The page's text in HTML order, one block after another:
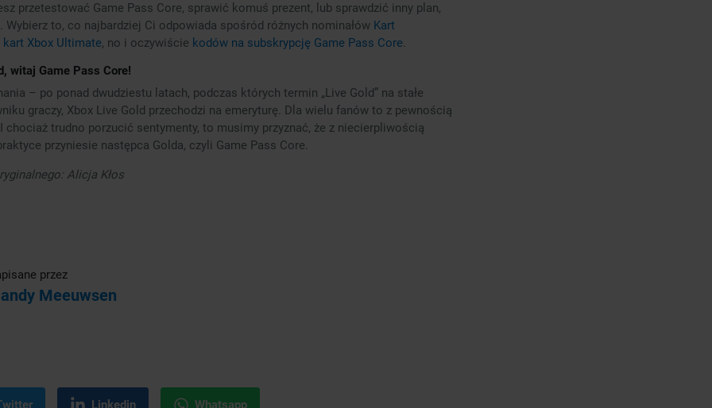
przetestować Game Pass Core, sprawić komuś prezent, lub sprawdzić inny plan,
Wybierz to, co najbardziej Ci odpowiada spośród różnych nominałów Kart
kart Xbox Ultimate, no i oczywiście kodów na subskrypcję Game Pass Core.
witaj Game Pass Core!
– po ponad dwudziestu latach, podczas których termin „Live Gold” na stałe
graczy, Xbox Live Gold przechodzi na emeryturę. Dla wielu fanów to z pewnością
chociaż trudno porzucić sentymenty, to musimy przyznać, że z niecierpliwością
przyniesie następca Golda, czyli Game Pass Core.
Alicja Kłos
przez
Meeuwsen
Linkedin Whatsapp